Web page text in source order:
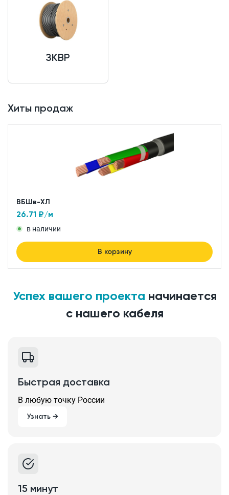
ЗКВР
Хиты продаж
ВБШв-ХЛ
26.71 ₽/м
в наличии
В корзину
Успех вашего проекта начинается
с нашего кабеля
Быстрая доставка
В любую точку России
Узнать →
15 минут